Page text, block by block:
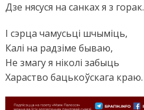
Дзе нясуся на санках я з горак.
І сэрца чамусьці шчыміць,
Калі на радзіме бываю,
Не змагу я ніколі забыць
Хараство бацькоўскага краю.